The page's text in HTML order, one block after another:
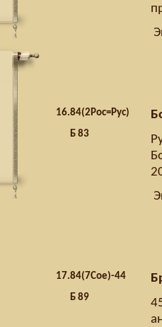
16.84(2Рос=Рус)
Б 83
17.84(7Сое)-44
Б 89